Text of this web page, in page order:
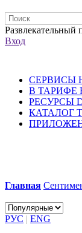
Развлекательный
Вход
СЕРВИСЫ
В ТАРИФЕ
РЕСУРСЫ
КАТАЛОГ
Главная
РУС | ENG